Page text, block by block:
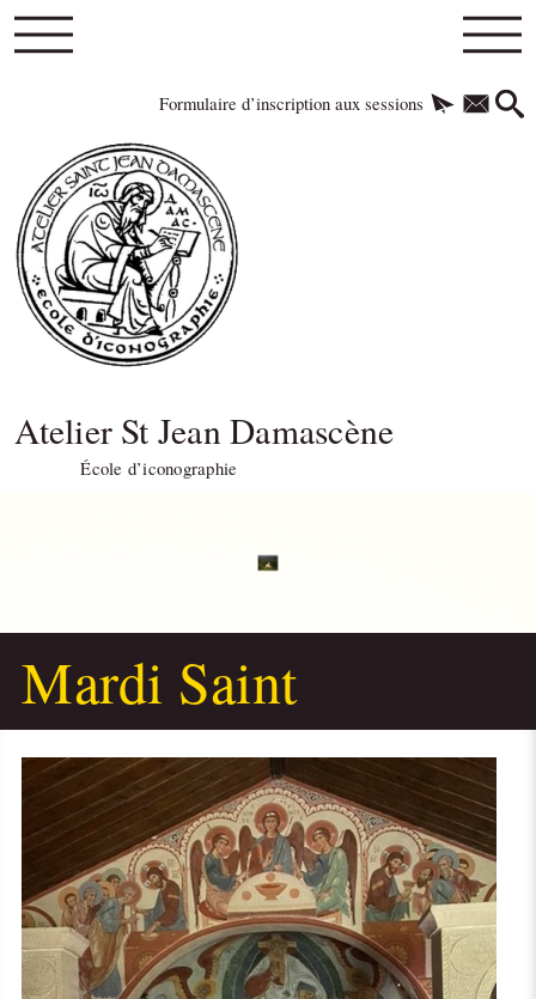
Formulaire d’inscription aux sessions
Atelier St Jean Damascène
École d’iconographie
Mardi Saint